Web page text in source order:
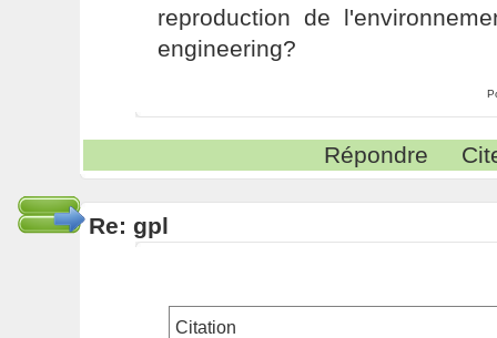
reproduction de
engineering?
Répondre
Re: gpl
Citation